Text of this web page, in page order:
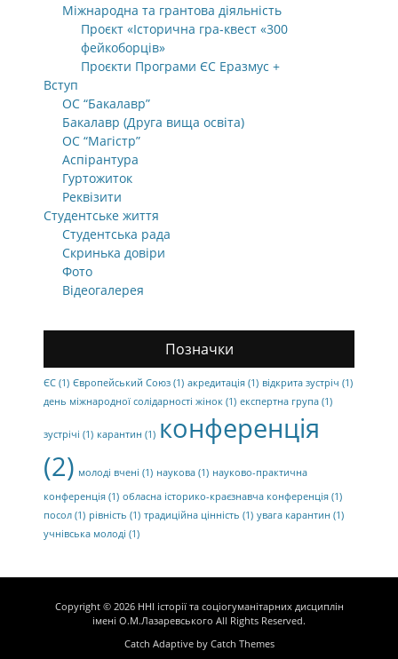
Міжнародна та грантова діяльність
Проєкт «Історична гра-квест «300
фейкоборців»
Проєкти Програми ЄС Еразмус +
Вступ
ОС “Бакалавр”
Бакалавр (Друга вища освіта)
ОС “Магістр”
Аспірантура
Гуртожиток
Реквізити
Студентське життя
Студентська рада
Скринька довіри
Фото
Відеогалерея
Позначки
ЄС (1) Європейський Союз (1) акредитація (1) відкрита зустріч (1)
день міжнародної солідарності жінок (1) експертна група (1)
зустрічі (1) карантин (1) конференція
(2) молоді вчені (1) наукова (1) науково-практична
конференція (1) обласна історико-краєзнавча конференція (1)
посол (1) рівність (1) традиційна цінність (1) увага карантин (1)
учнівська молоді (1)
Copyright © 2026 ННІ історії та соціогуманітарних дисциплін
імені О.М.Лазаревського All Rights Reserved.
Catch Adaptive by Catch Themes